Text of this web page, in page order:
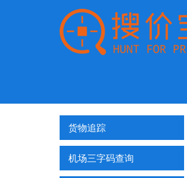
货物追踪
机场三字码查询